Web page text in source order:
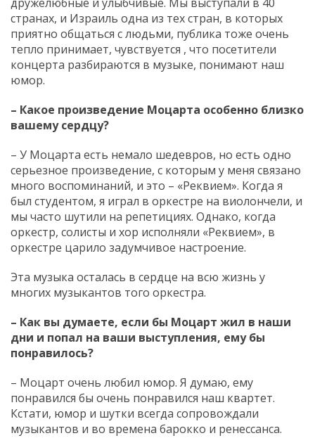
странах, и Израиль одна из тех стран, в которых
приятно общаться с людьми, публика тоже очень
тепло принимает, чувствуется , что посетители
концерта разбираются в музыке, понимают наш
юмор.
– Какое произведение Моцарта особенно близко
вашему сердцу?
– У Моцарта есть немало шедевров, но есть одно
серьезное произведение, с которым у меня связано
много воспоминаний, и это – «Реквием». Когда я
был студентом, я играл в оркестре на виолончели, и
мы часто шутили на репетициях. Однако, когда
оркестр, солисты и хор исполняли «Реквием», в
оркестре царило задумчивое настроение.
Эта музыка осталась в сердце на всю жизнь у
многих музыкантов того оркестра.
– Как вы думаете, если бы Моцарт жил в наши
дни и попал на ваши выступления, ему бы
понравилось?
– Моцарт очень любил юмор. Я думаю, ему
понравился бы очень понравился наш квартет.
Кстати, юмор и шутки всегда сопровождали
музыкантов и во времена барокко и ренессанса.